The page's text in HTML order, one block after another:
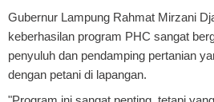
Gubernur Lampung Rahmat Mirzani
keberhasilan program PHC sangat
penyuluh dan pendamping pertanian
dengan petani di lapangan.